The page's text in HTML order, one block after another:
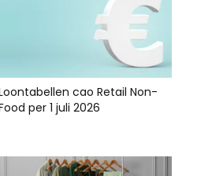
cao Retail Non-
per 1 juli 2026